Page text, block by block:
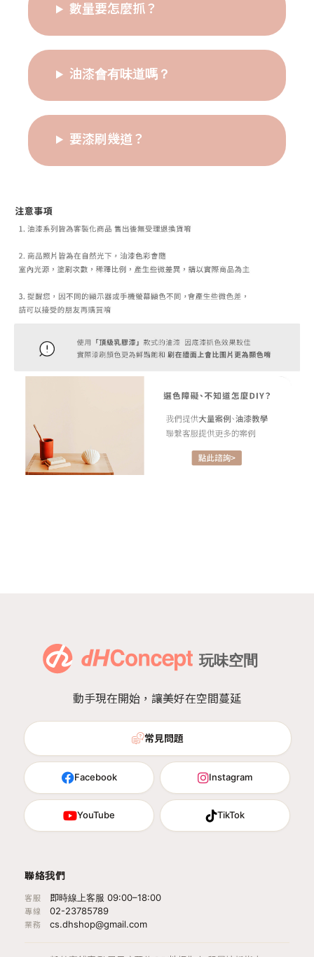
數量要怎麼抓？
油漆會有味道嗎？
要漆刷幾道？
動手現在開始，讓美好在空間蔓延
常見問題
Facebook Instagram
YouTube TikTok
聯絡我們
客服 即時線上客服 09:00–18:00
專線 02-23785789
業務 cs.dhshop@gmail.com